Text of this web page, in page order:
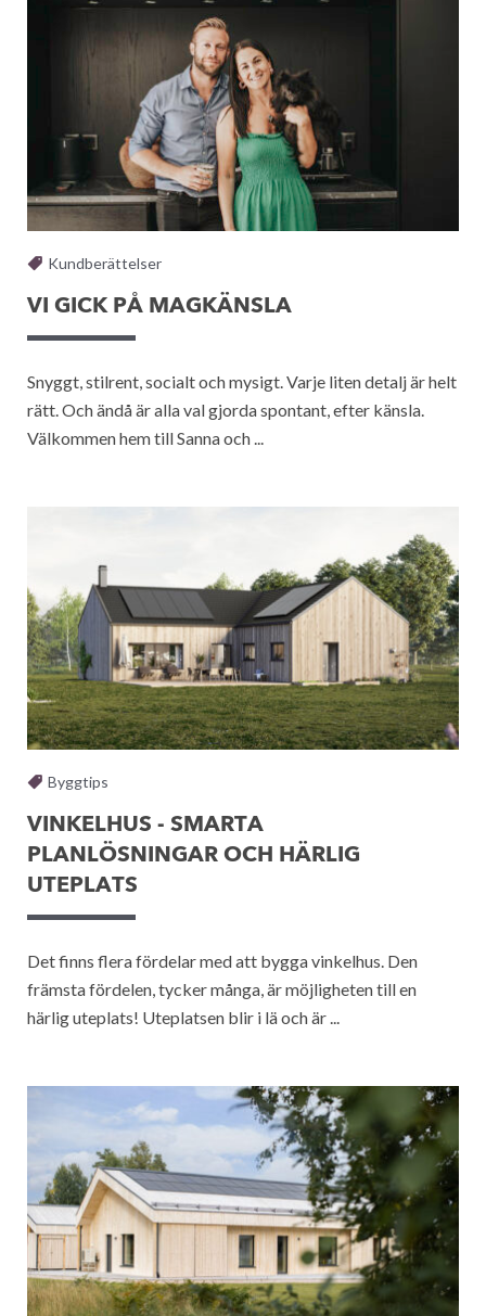
Kundberättelser
VI GICK PÅ MAGKÄNSLA
Snyggt, stilrent, socialt och mysigt. Varje liten detalj är helt
rätt. Och ändå är alla val gjorda spontant, efter känsla.
Välkommen hem till Sanna och ...
Byggtips
VINKELHUS - SMARTA
PLANLÖSNINGAR OCH HÄRLIG
UTEPLATS
Det finns flera fördelar med att bygga vinkelhus. Den
främsta fördelen, tycker många, är möjligheten till en
härlig uteplats! Uteplatsen blir i lä och är ...